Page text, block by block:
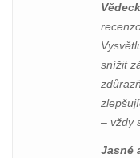
snížit
– vždy
Jasné